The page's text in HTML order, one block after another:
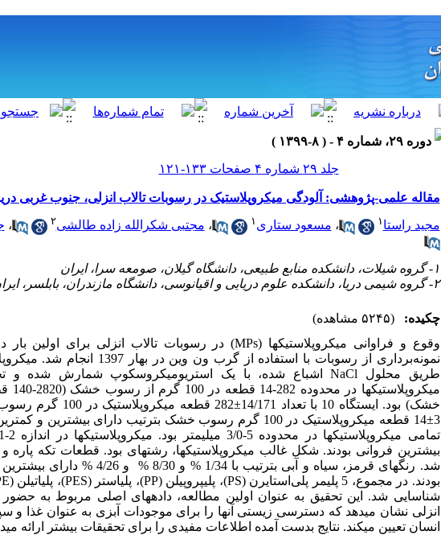
دوره ۲۹، شماره ۴ - ( ۸-۱۳۹۹ )
جلد ۲۹ شماره ۴ صفحات ۱۳۳-۱۲۱
مقاله علمی-پژوهشی: آلودگی میکروپلاستیک در رسوبات تالاب انزلی، جنوب غربی
مجید راستا ۱ ، مسعود ستاری ۱ ، مجتبی شکرالله زاده طالشی۲ ،
۱- گروه شیلات، دانشکده منابع طبیعی، دانشگاه گیلان، صومعه سرا، ایران
۲- گروه شیمی دریا، دانشکده علوم دریایی و اقیانوسی، دانشگاه مازندران، بابلسر، ایران
چکیده:
(۵۲۴۵ مشاهده)
وقوع و فراوانی میکروپلاستیک­ها (MPs) در رسوبات تالاب انزلی برای اولین
نمونه‌برداری از رسوبات با استفاده از گرب ون وین در بهار 1397 انجام شد.
طریق محلول NaClاشباع شده، با یک استریومیکروسکوپ شمارش شده و
خشک) بود. ایستگاه 10 با تعداد 14/171
±
3
±
14 قطعه میکروپلاستیک در 100 گرم رسوب خشک بترتیب دارای
بیشترین فروانی بودند. شکل غالب میکروپلاستیک­ها، رشته­ای بود. قطعات تکه­ پاره و
شد.
رنگ­های قرمز، سیاه و آبی بترتیب با 1/34
بودند. در مجموع، 5 پلیمر
پلی‌استایرن (PS)، پلی­پروپیلن (PP)، پلی­استر (PES)، پلی­اتیلن (
شناسایی شد. این تحقیق به عنوان اولین مطالعه، داده­های اصلی مربوط به حضور
انزلی نشان می­دهد که دسترسی زیستی آنها را برای موجودات آبزی به عنوان غذا و
انسان تعیین می­کند. نتایج بدست آمده اطلاعات مفیدی را برای تحقیقات بیشتر ارائه